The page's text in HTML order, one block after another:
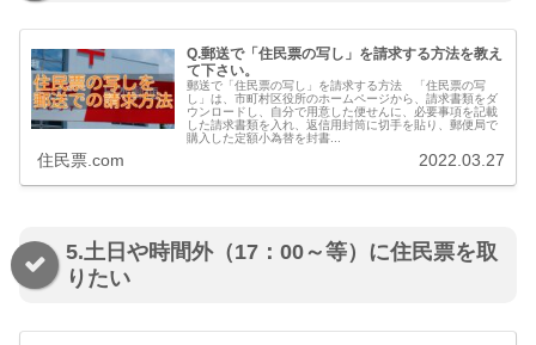
Q.郵送で「住民票の写し」を請求する方法を教え
て下さい。
郵送で「住民票の写し」を請求する方法 「住民票の写
し」は、市町村区役所のホームページから、請求書類をダ
ウンロードし、自分で用意した便せんに、必要事項を記載
した請求書類を入れ、返信用封筒に切手を貼り、郵便局で
購入した定額小為替を封書...
住民票.com 2022.03.27
5.土日や時間外（17：00～等）に住民票を取
りたい